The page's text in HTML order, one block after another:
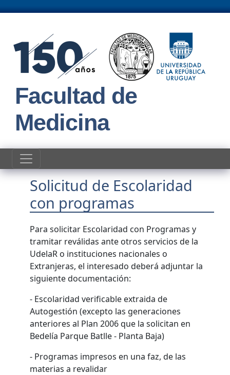
Facultad de
Medicina
Solicitud de Escolaridad
con programas
Para solicitar Escolaridad con Programas y
tramitar reválidas ante otros servicios de la
UdelaR o instituciones nacionales o
Extranjeras, el interesado deberá adjuntar la
siguiente documentación:
- Escolaridad verificable extraida de
Autogestión (excepto las generaciones
anteriores al Plan 2006 que la solicitan en
Bedelía Parque Batlle - Planta Baja)
- Programas impresos en una faz, de las
materias a revalidar